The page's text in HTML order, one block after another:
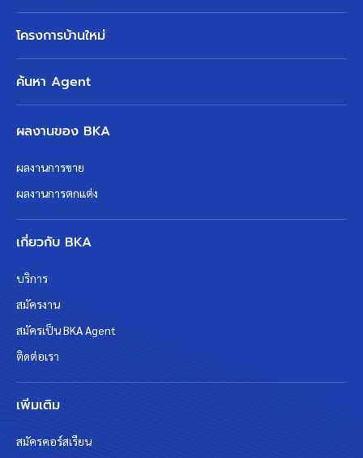
โครงการบ้านใหม่
ค้นหา Agent
ผลงานของ BKA
ผลงานการขาย
ผลงานการตกแต่ง
เกี่ยวกับ BKA
บริการ
สมัครงาน
สมัครเป็น BKA Agent
ติดต่อเรา
เพิ่มเติม
สมัครคอร์สเรียน